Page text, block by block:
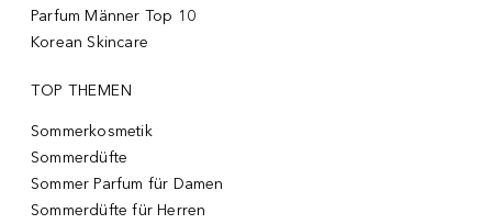
Parfum Männer Top 10
Korean Skincare
TOP THEMEN
Sommerkosmetik
Sommerdüfte
Sommer Parfum für Damen
Sommerdüfte für Herren